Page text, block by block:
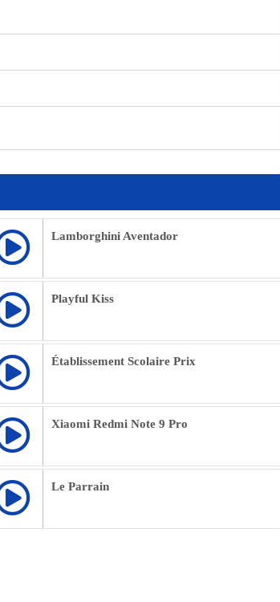
Lamborghini Aventador
Playful Kiss
Établissement Scolaire Prix
Xiaomi Redmi Note 9 Pro
Le Parrain